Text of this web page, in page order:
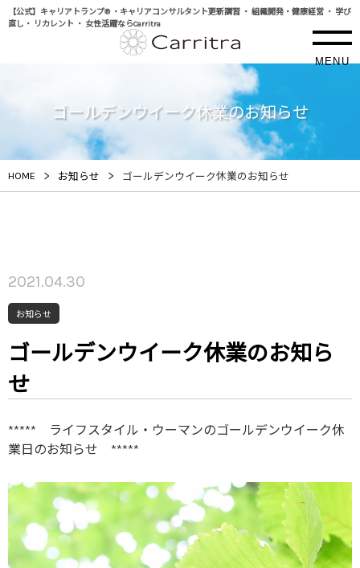
【公式】キャリアトランプ® ・キャリアコンサルタント更新講習 ・ 組織開発・健康経営 ・ 学び
直し・ リカレント ・ 女性活躍ならCarritra
MENU
ゴールデンウイーク休業のお知らせ
HOME > お知らせ > ゴールデンウイーク休業のお知らせ
2021.04.30
お知らせ
ゴールデンウイーク休業のお知ら
せ
***** ライフスタイル・ウーマンのゴールデンウイーク休
業日のお知らせ *****